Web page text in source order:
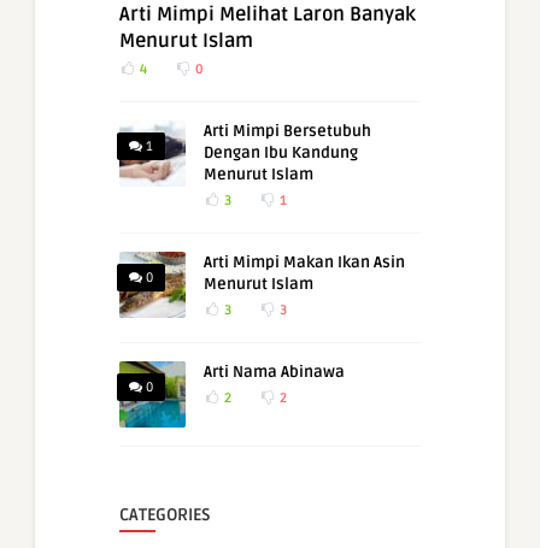
Arti Mimpi Melihat Laron Banyak
Menurut Islam
4 0
1
Arti Mimpi Bersetubuh
Dengan Ibu Kandung
Menurut Islam
3 1
0
Arti Mimpi Makan Ikan Asin
Menurut Islam
3 3
0
Arti Nama Abinawa
2 2
CATEGORIES